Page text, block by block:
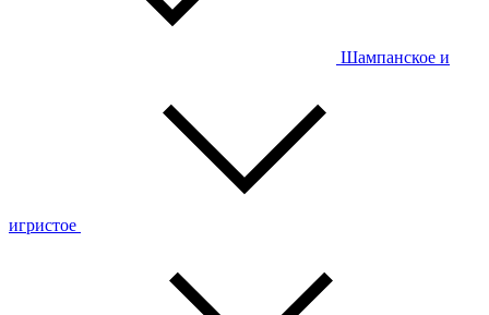
Шампанское и
игристое